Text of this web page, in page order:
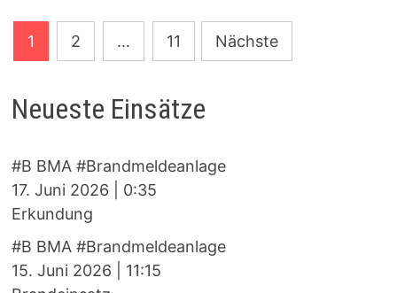
Seitennummerierung
der
Beiträge
1 2 … 11 Nächste
Neueste Einsätze
#B BMA #Brandmeldeanlage
17. Juni 2026
0:35
Erkundung
#B BMA #Brandmeldeanlage
15. Juni 2026
11:15